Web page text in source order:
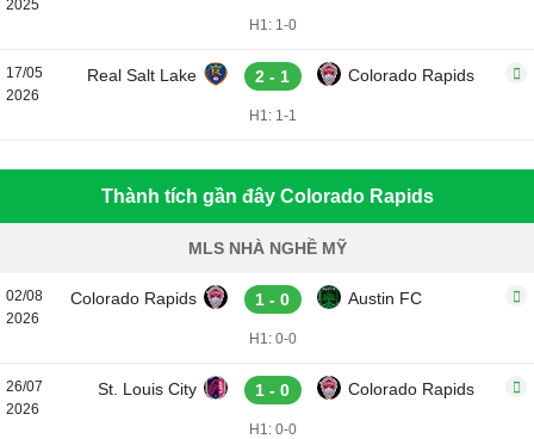
2025
H1: 1-0
17/05
2026
Real Salt Lake 2 - 1 Colorado Rapids
H1: 1-1
Thành tích gần đây Colorado Rapids
MLS NHÀ NGHỀ MỸ
02/08
2026
Colorado Rapids 1 - 0 Austin FC
H1: 0-0
26/07
2026
St. Louis City 1 - 0 Colorado Rapids
H1: 0-0